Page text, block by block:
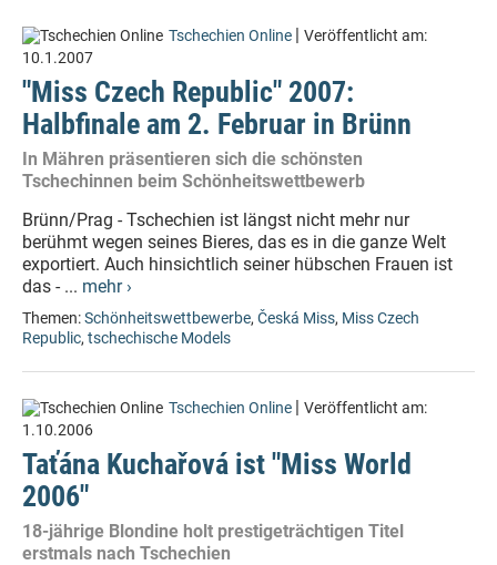
Tschechien Online | Veröffentlicht am:
10.1.2007
"Miss Czech Republic" 2007:
Halbfinale am 2. Februar in Brünn
In Mähren präsentieren sich die schönsten
Tschechinnen beim Schönheitswettbewerb
Brünn/Prag - Tschechien ist längst nicht mehr nur
berühmt wegen seines Bieres, das es in die ganze Welt
exportiert. Auch hinsichtlich seiner hübschen Frauen ist
das - ... mehr ›
Themen:Schönheitswettbewerbe, Česká Miss, Miss Czech
Republic, tschechische Models
Tschechien Online | Veröffentlicht am:
1.10.2006
Taťána Kuchařová ist "Miss World
2006"
18-jährige Blondine holt prestigeträchtigen Titel
erstmals nach Tschechien